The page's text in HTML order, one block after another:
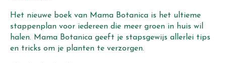
Het nieuwe boek van Mama Botanica is het ultieme
stappenplan voor iedereen die meer groen in huis wil
halen. Mama Botanica geeft je stapsgewijs allerlei tips
en tricks om je planten te verzorgen.